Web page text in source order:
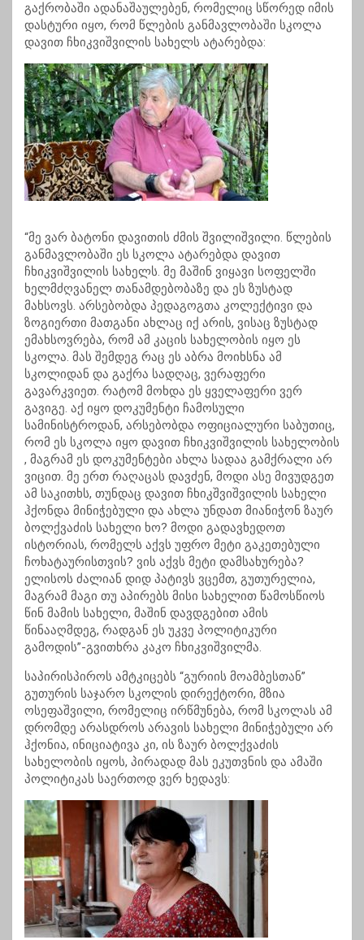
გაქრობაში ადანაშაულებენ, რომელიც სწორედ იმის
დასტური იყო, რომ წლების განმავლობაში სკოლა
დავით ჩხიკვიშვილის სახელს ატარებდა:
“მე ვარ ბატონი დავითის ძმის შვილიშვილი. წლების
განმავლობაში ეს სკოლა ატარებდა დავით
ჩხიკვიშვილის სახელს. მე მაშინ ვიყავი სოფელში
ხელმძღვანელ თანამდებობაზე და ეს ზუსტად
მახსოვს. არსებობდა პედაგოგთა კოლექტივი და
ზოგიერთი მათგანი ახლაც იქ არის, ვისაც ზუსტად
ემახსოვრება, რომ ამ კაცის სახელობის იყო ეს
სკოლა. მას შემდეგ რაც ეს აბრა მოიხსნა ამ
სკოლიდან და გაქრა სადღაც, ვერაფერი
გავარკვიეთ. რატომ მოხდა ეს ყველაფერი ვერ
გავიგე. აქ იყო დოკუმენტი ჩამოსული
სამინისტროდან, არსებობდა ოფიციალური საბუთიც,
რომ ეს სკოლა იყო დავით ჩხიკვიშვილის სახელობის
, მაგრამ ეს დოკუმენტები ახლა სადაა გამქრალი არ
ვიცით. მე ერთ რაღაცას დავძენ, მოდი ასე მივუდგეთ
ამ საკითხს, თუნდაც დავით ჩხიკშვიშვილის სახელი
ჰქონდა მინიჭებული და ახლა უნდათ მიანიჭონ ზაურ
ბოლქვაძის სახელი ხო? მოდი გადავხედოთ
ისტორიას, რომელს აქვს უფრო მეტი გაკეთებული
ჩოხატაურისთვის? ვის აქვს მეტი დამსახურება?
ელისოს ძალიან დიდ პატივს ვცემთ, გუთურელია,
მაგრამ მაგი თუ აპირებს მისი სახელით წამოსწიოს
წინ მამის სახელი, მაშინ დავდგებით ამის
წინააღმდეგ, რადგან ეს უკვე პოლიტიკური
გამოდის”-გვითხრა კაკო ჩხიკვიშვილმა.
საპირისპიროს ამტკიცებს “გურიის მოამბესთან”
გუთურის საჯარო სკოლის დირექტორი, მზია
ოსეფაშვილი, რომელიც ირწმუნება, რომ სკოლას ამ
დრომდე არასდროს არავის სახელი მინიჭებული არ
ჰქონია, ინიციატივა კი, ის ზაურ ბოლქვაძის
სახელობის იყოს, პირადად მას ეკუთვნის და ამაში
პოლიტიკას საერთოდ ვერ ხედავს: